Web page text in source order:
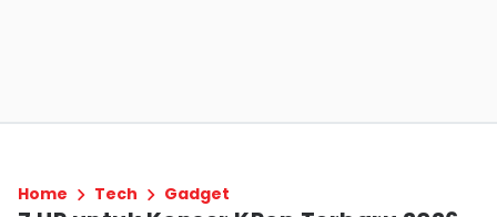
Home Tech Gadget